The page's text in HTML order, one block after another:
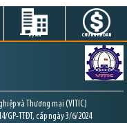
DỰ ÁN CHỨNG KHOÁN
và Thương mại (VITIC)
GP-TTĐT, cấp ngày 3/6/2024